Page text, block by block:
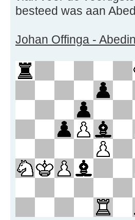
besteed was aan
Johan Offinga -